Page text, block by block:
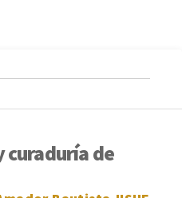
curaduría de